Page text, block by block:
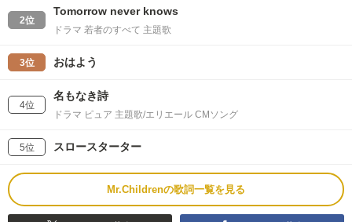
2位
Tomorrow never knows
ドラマ 若者のすべて 主題歌
3位 おはよう
4位
名もなき詩
ドラマ ピュア 主題歌/エリエール CMソング
5位 スロースターター
Mr.Childrenの歌詞一覧を見る